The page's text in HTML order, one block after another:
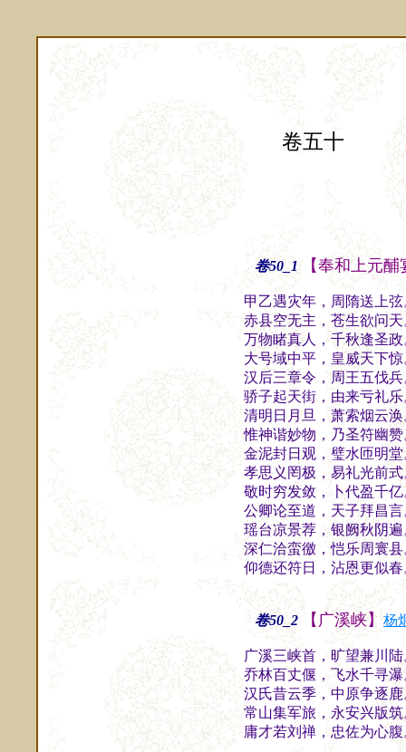
卷五十
卷50_1【奉和上元酺
甲乙遇灾年，周隋送上
赤县空无主，苍生欲问
万物睹真人，千秋逢圣
大号域中平，皇威天下
汉后三章令，周王五伐
骄子起天街，由来亏礼
清明日月旦，萧索烟云
惟神谐妙物，乃圣符幽
金泥封日观，璧水匝明
孝思义罔极，易礼光前
敬时穷发敛，卜代盈千
公卿论至道，天子拜昌
瑶台凉景荐，银阙秋阴
深仁洽蛮徼，恺乐周寰
仰德还符日，沾恩更似
卷50_2 【广溪峡】杨
广溪三峡首，旷望兼川
乔林百丈偃，飞水千寻
汉氏昔云季，中原争逐
常山集军旅，永安兴版
庸才若刘禅，忠佐为心